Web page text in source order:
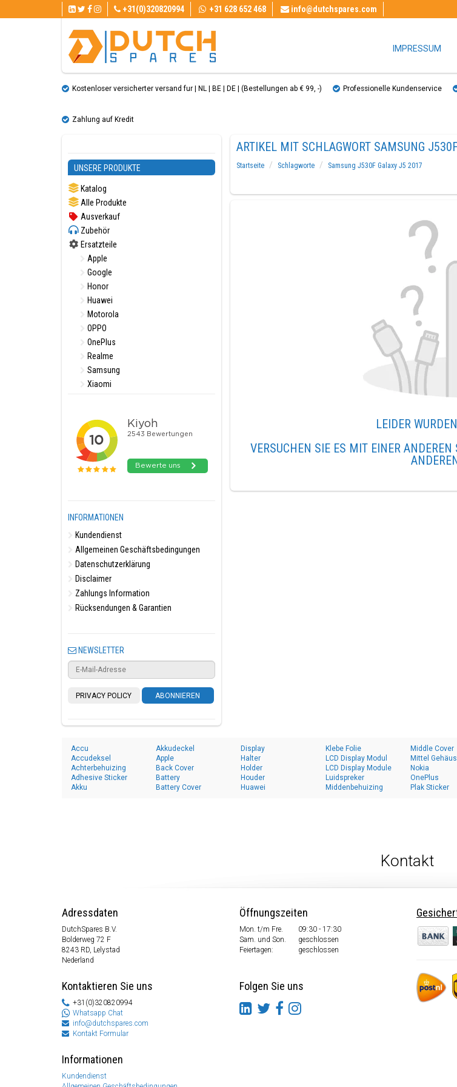
+31(0)320820994 +31 628 652 468 info@dutchspares.com
IMPRESSUM
Kostenloser versicherter versand fur | NL | BE | DE | (Bestellungen ab € 99, ​​-) Professionelle Kundenservice
Zahlung auf Kredit
UNSERE PRODUKTE
Katalog
Alle Produkte
Ausverkauf
Zubehör
Ersatzteile
Apple
Google
Honor
Huawei
Motorola
OPPO
OnePlus
Realme
Samsung
Xiaomi
INFORMATIONEN
Kundendienst
Allgemeinen Geschäftsbedingungen
Datenschutzerklärung
Disclaimer
Zahlungs Information
Rücksendungen & Garantien
NEWSLETTER
PRIVACY POLICY ABONNIEREN
ARTIKEL MIT SCHLAGWORT SAMSUNG
Startseite Schlagworte
Samsung J530F Galaxy J5 2017
LEIDER
VERSUCHEN SIE ES MIT EINER
Accu
Accudeksel
Achterbehuizing
Adhesive Sticker
Akku
Akkudeckel
Apple
Back Cover
Battery
Battery Cover
Display
Halter
Holder
Houder
Huawei
Klebe Folie
LCD Display Modul
LCD Display Module
Luidspreker
Middenbehuizing
Middle Cover
Mittel
Nokia
OnePlus
Plak Sticker
Kontakt
Adressdaten
DutchSpares B.V.
Bolderweg 72 F
8243 RD, Lelystad
Nederland
Kontaktieren Sie uns
+31(0)320820994
Whatsapp Chat
info@dutchspares.com
Kontakt Formular
Informationen
Kundendienst
Öffnungszeiten
Mon. t/m Fre.
09:30 - 17:30
Sam. und Son.
geschlossen
Feiertagen:
geschlossen
Folgen Sie uns